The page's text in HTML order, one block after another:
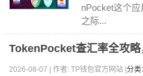
nPocket这个应
之际...
TokenPocket查汇率全攻略
2026-08-07 | 作者: TP钱包官方网站 | 分类